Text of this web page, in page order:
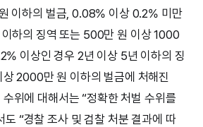
이하의 벌금, 0.08% 이상 0.2% 미만
이하의 징역 또는 500만 원 이상 1000
이상인 경우 2년 이상 5년 이하의 징
2000만 원 이하의 벌금에 처해진
위에 대해서는 “정확한 처벌 수위를
도 “경찰 조사 및 검찰 처분 결과에 따